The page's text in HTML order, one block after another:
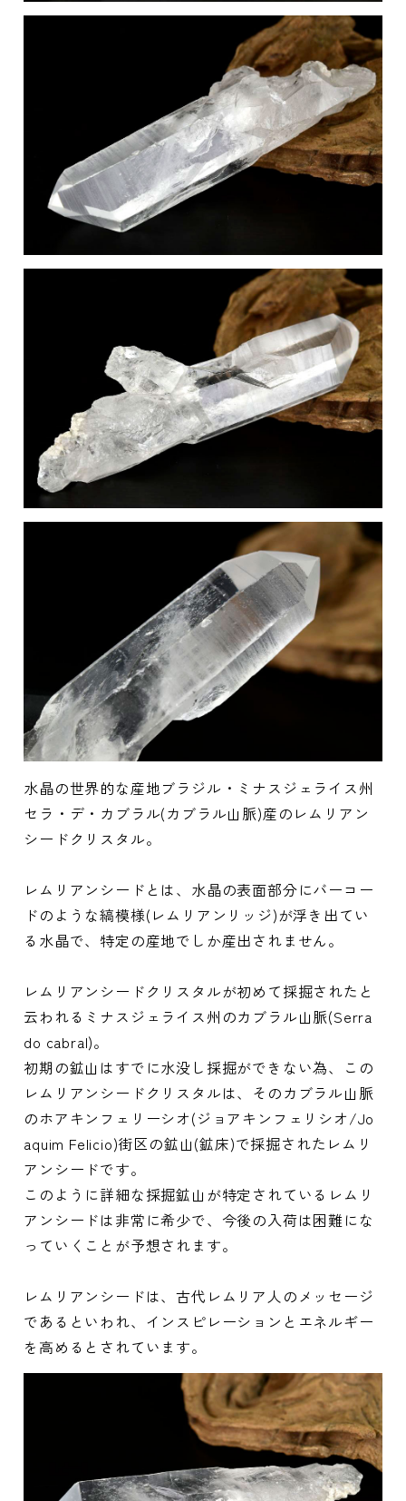
水晶の世界的な産地ブラジル・ミナスジェライス州
セラ・デ・カブラル(カブラル山脈)産のレムリアン
シードクリスタル。
レムリアンシードとは、水晶の表面部分にバーコー
ドのような縞模様(レムリアンリッジ)が浮き出てい
る水晶で、特定の産地でしか産出されません。
レムリアンシードクリスタルが初めて採掘されたと
云われるミナスジェライス州のカブラル山脈(Serra
do cabral)。
初期の鉱山はすでに水没し採掘ができない為、この
レムリアンシードクリスタルは、そのカブラル山脈
のホアキンフェリーシオ(ジョアキンフェリシオ/Jo
aquim Felicio)街区の鉱山(鉱床)で採掘されたレムリ
アンシードです。
このように詳細な採掘鉱山が特定されているレムリ
アンシードは非常に希少で、今後の入荷は困難にな
っていくことが予想されます。
レムリアンシードは、古代レムリア人のメッセージ
であるといわれ、インスピレーションとエネルギー
を高めるとされています。